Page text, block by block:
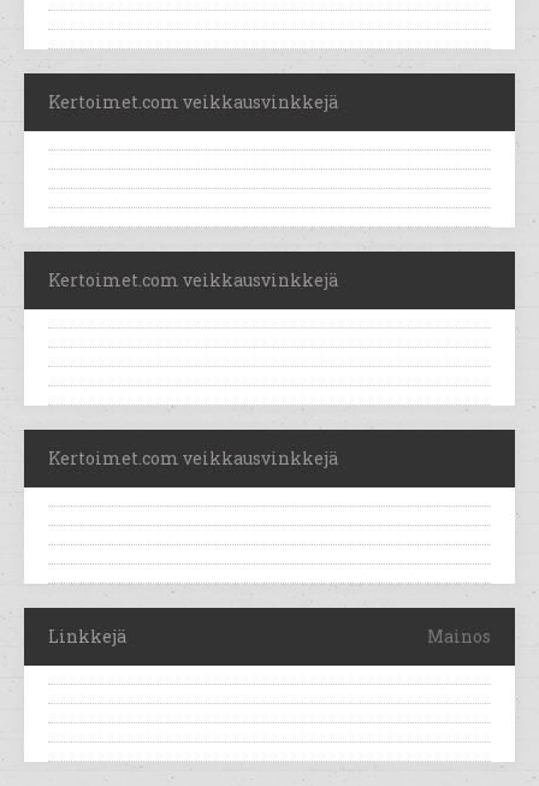
Kertoimet.com veikkausvinkkejä
Kertoimet.com veikkausvinkkejä
Kertoimet.com veikkausvinkkejä
Linkkejä Mainos